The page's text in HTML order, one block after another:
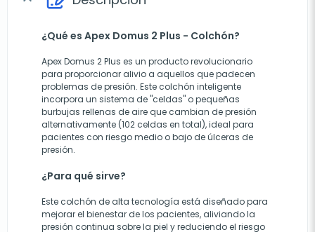
¿Qué es Apex Domus 2 Plus - Colchón?
Apex Domus 2 Plus es un producto revolucionario
para proporcionar alivio a aquellos que padecen
problemas de presión. Este colchón inteligente
incorpora un sistema de "celdas" o pequeñas
burbujas rellenas de aire que cambian de presión
alternativamente (102 celdas en total), ideal para
pacientes con riesgo medio o bajo de úlceras de
presión.
¿Para qué sirve?
Este colchón de alta tecnología está diseñado para
mejorar el bienestar de los pacientes, aliviando la
presión continua sobre la piel y reduciendo el riesgo